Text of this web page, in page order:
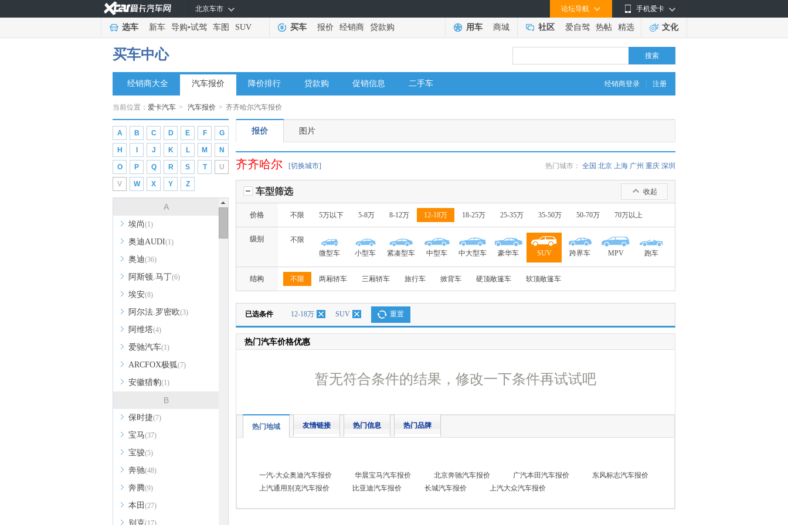
手机爱卡
论坛导航
北京车市
选车 新车 导购•试驾 车图 SUV 买车 报价 经销商 贷款购 用车 商城 社区 爱自驾 热帖 精选 文化
买车中心 搜索
经销商登录 注册
经销商大全 汽车报价 降价排行 贷款购 促销信息 二手车
当前位置： 爱卡汽车 > 汽车报价 > 齐齐哈尔汽车报价
A B C D E F G
H J K L M N
O P Q R S T U
V W X Y Z
A
埃尚(1)
奥迪AUDI(1)
奥迪(36)
阿斯顿.马丁(6)
埃安(8)
阿尔法.罗密欧(3)
阿维塔(4)
爱驰汽车(1)
ARCFOX极狐(7)
安徽猎豹(1)
B
保时捷(7)
宝马(37)
宝骏(5)
奔驰(48)
奔腾(9)
本田 (27)
别克(17)
报价 图片
热门城市： 全国 北京 上海 广州 重庆 深圳
齐齐哈尔 [切换城市]
收起
车型筛选
价格 不限 5万以下 5-8万 8-12万 12-18万 18-25万 25-35万 35-50万 50-70万 70万以上
级别
不限
微型车
小型车 紧凑型车 中型车 中大型车 豪华车 SUV 跨界车 MPV 跑车
结构 不限 两厢轿车 三厢轿车 旅行车 掀背车 硬顶敞篷车 软顶敞篷车
已选条件 12-18万 SUV 重置
热门汽车价格优惠
暂无符合条件的结果，修改一下条件再试试吧
热门地域 友情链接 热门信息 热门品牌
一汽-大众奥迪汽车报价 华晨宝马汽车报价 北京奔驰汽车报价 广汽本田汽车报价
东风标志汽车报价
上汽通用别克汽车报价
比亚迪汽车报价 长城汽车报价 上汽大众汽车报价